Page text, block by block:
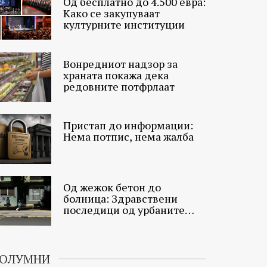
Како се закупуваат
културните институции
Вонредниот надзор за
храната покажа дека
редовните потфрлаат
Пристап до информации:
Нема потпис, нема жалба
Од жежок бетон до
болница: Здравствени
последици од урбаните